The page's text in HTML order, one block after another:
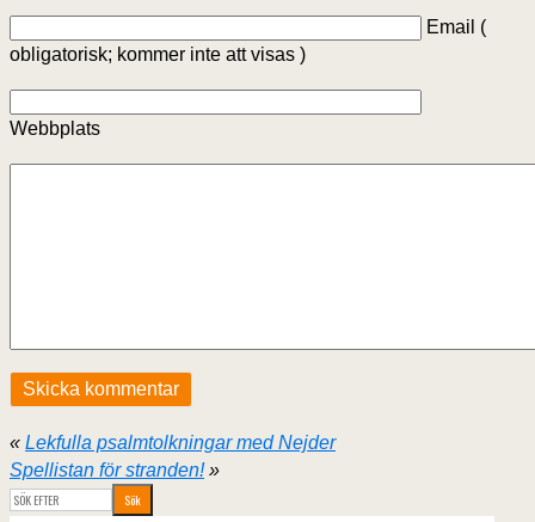
Email (
obligatorisk; kommer inte att visas )
Webbplats
« Lekfulla psalmtolkningar med Nejder
Spellistan för stranden!»